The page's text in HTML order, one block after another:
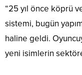
“25 yıl önce köprü
sistemi, bugün
haline geldi.
yeni isimlerin